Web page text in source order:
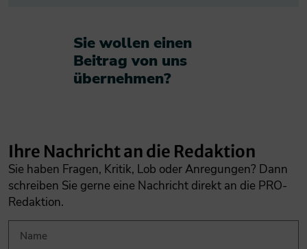
Sie wollen einen
Beitrag von uns
übernehmen?​
Ihre Nachricht an die Redaktion
Sie haben Fragen, Kritik, Lob oder Anregungen? Dann
schreiben Sie gerne eine Nachricht direkt an die PRO-
Redaktion.